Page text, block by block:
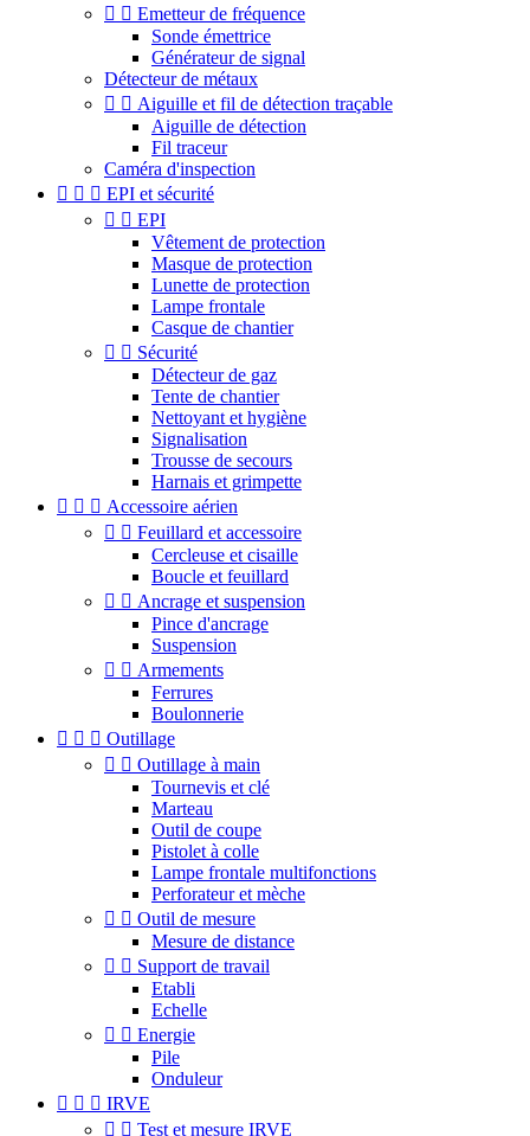
  Emetteur de fréquence
Sonde émettrice
Générateur de signal
Détecteur de métaux
  Aiguille et fil de détection traçable
Aiguille de détection
Fil traceur
Caméra d'inspection
   EPI et sécurité
  EPI
Vêtement de protection
Masque de protection
Lunette de protection
Lampe frontale
Casque de chantier
  Sécurité
Détecteur de gaz
Tente de chantier
Nettoyant et hygiène
Signalisation
Trousse de secours
Harnais et grimpette
   Accessoire aérien
  Feuillard et accessoire
Cercleuse et cisaille
Boucle et feuillard
  Ancrage et suspension
Pince d'ancrage
Suspension
  Armements
Ferrures
Boulonnerie
   Outillage
  Outillage à main
Tournevis et clé
Marteau
Outil de coupe
Pistolet à colle
Lampe frontale multifonctions
Perforateur et mèche
  Outil de mesure
Mesure de distance
  Support de travail
Etabli
Echelle
  Energie
Pile
Onduleur
   IRVE
  Test et mesure IRVE